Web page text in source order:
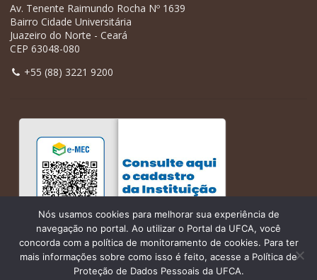
Av. Tenente Raimundo Rocha Nº 1639
Bairro Cidade Universitária
Juazeiro do Norte - Ceará
CEP 63048-080
+55 (88) 3221 9200
Nós usamos cookies para melhorar sua experiência de
navegação no portal. Ao utilizar o Portal da UFCA, você
concorda com a política de monitoramento de cookies. Para ter
mais informações sobre como isso é feito, acesse a Política de
Proteção de Dados Pessoais da UFCA.